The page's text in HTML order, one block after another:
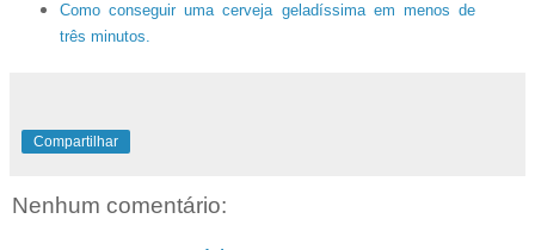
Como conseguir uma cerveja geladíssima em menos de
três minutos.
Compartilhar
Nenhum comentário: